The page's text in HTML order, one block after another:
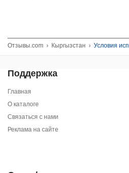
Отзывы.com › Кыргызстан › Условия
Поддержка
Главная
О каталоге
Связаться с нами
Реклама на сайте